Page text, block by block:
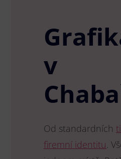
v
Od standardních
firemní identitu.